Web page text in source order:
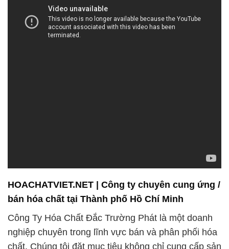
Công Ty Hóa Chất Đắc Trường Phát là một doanh
nghiệp chuyên trong lĩnh vực bán và phân phối hóa
chất. Chúng tôi đặt mục tiêu không chỉ cung cấp sản
phẩm chất lượng mà còn mang đến dịch vụ hỗ trợ
tận tâm và chuyên nghiệp để đáp ứng mọi nhu cầu
của khách hàng. Điều đặc biệt là chúng tôi tự hào
về đội ngũ nhân viên bán hàng của mình, những